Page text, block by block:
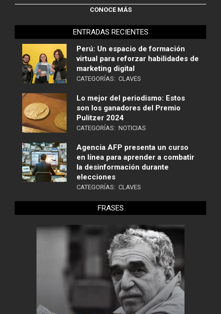
CONOCE MÁS
ENTRADAS RECIENTES
Perú: Un espacio de formación
virtual para reforzar habilidades de
marketing digital
CATEGORÍAS: CLAVES
Lo mejor del periodismo: Estos
son los ganadores del Premio
Pulitzer 2024
CATEGORÍAS: NOTICIAS
Agencia AFP presenta un curso
en línea para aprender a combatir
la desinformación durante
elecciones
CATEGORÍAS: CLAVES
FRASES